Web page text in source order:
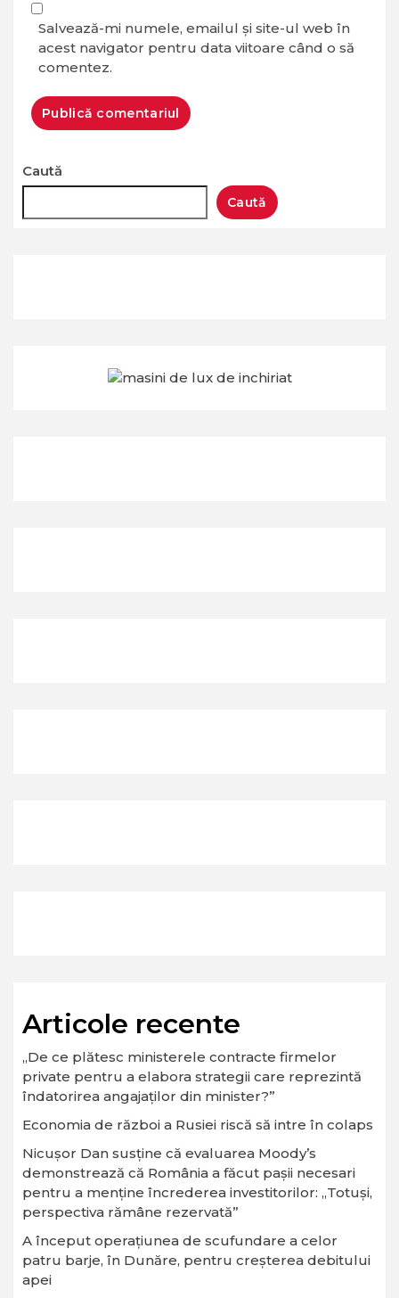
Salvează-mi numele, emailul și site-ul web în
acest navigator pentru data viitoare când o să
comentez.
Caută
Caută
Articole recente
„De ce plătesc ministerele contracte firmelor
private pentru a elabora strategii care reprezintă
îndatorirea angajaților din minister?”
Economia de război a Rusiei riscă să intre în colaps
Nicușor Dan susține că evaluarea Moody’s
demonstrează că România a făcut pașii necesari
pentru a menține încrederea investitorilor: „Totuși,
perspectiva rămâne rezervată”
A început operaţiunea de scufundare a celor
patru barje, în Dunăre, pentru creşterea debitului
apei